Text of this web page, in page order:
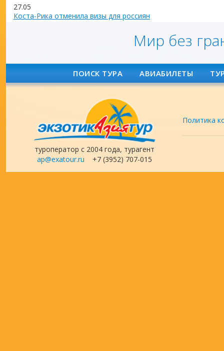
27.05
Коста-Рика отменила визы для россиян
Мир без
ПОИСК ТУРА АВИАБИЛЕТЫ
туроператор с 2004 года, турагент
ap@exatour.ru +7 (3952) 707-015
Политика